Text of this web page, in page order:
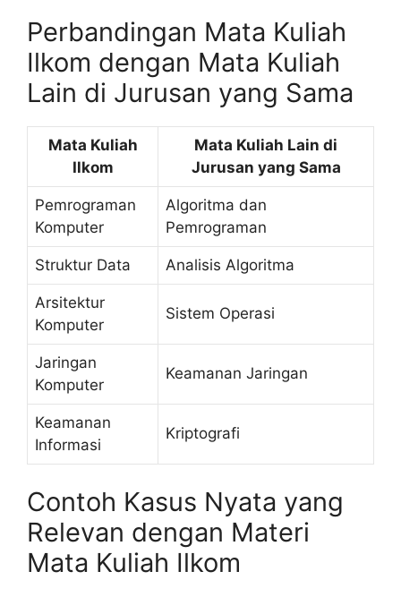
Perbandingan Mata Kuliah
Ilkom dengan Mata Kuliah
Lain di Jurusan yang Sama
Mata Kuliah
Ilkom
Mata Kuliah Lain di
Jurusan yang Sama
Pemrograman
Komputer
Algoritma dan
Pemrograman
Struktur Data Analisis Algoritma
Arsitektur
Komputer
Sistem Operasi
Jaringan
Komputer
Keamanan Jaringan
Keamanan
Informasi
Kriptografi
Contoh Kasus Nyata yang
Relevan dengan Materi
Mata Kuliah Ilkom